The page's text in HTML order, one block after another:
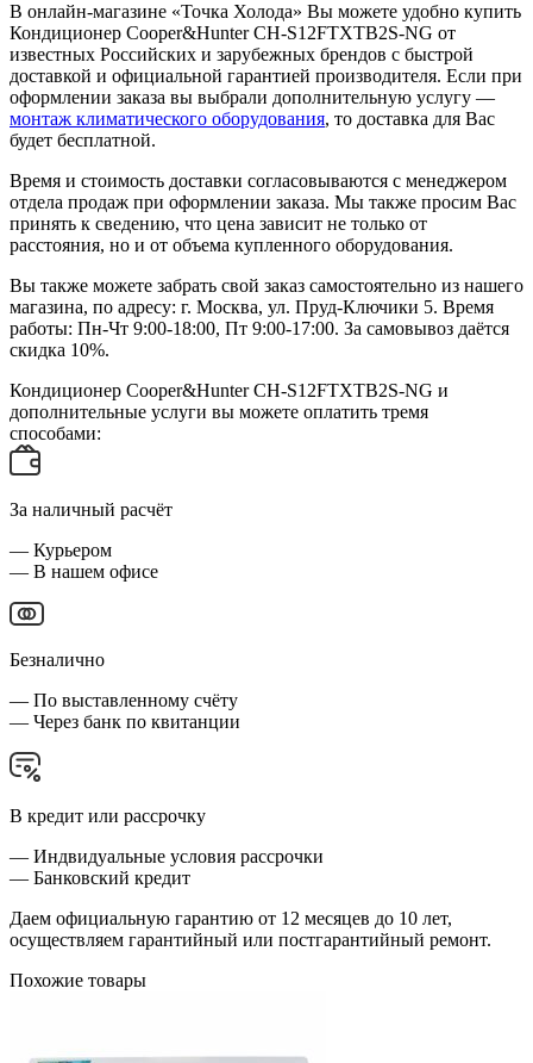
В онлайн-магазине «Точка Холода» Вы можете удобно купить
Кондиционер Cooper&Hunter CH-S12FTXTB2S-NG от
известных Российских и зарубежных брендов с быстрой
доставкой и официальной гарантией производителя. Если при
оформлении заказа вы выбрали дополнительную услугу —
монтаж климатического оборудования, то доставка для Вас
будет бесплатной.
Время и стоимость доставки согласовываются с менеджером
отдела продаж при оформлении заказа. Мы также просим Вас
принять к сведению, что цена зависит не только от
расстояния, но и от объема купленного оборудования.
Вы также можете забрать свой заказ самостоятельно из нашего
магазина, по адресу: г. Москва, ул. Пруд-Ключики 5. Время
работы: Пн-Чт 9:00-18:00, Пт 9:00-17:00. За самовывоз даётся
скидка 10%.
Кондиционер Cooper&Hunter CH-S12FTXTB2S-NG и
дополнительные услуги вы можете оплатить тремя
способами:
За наличный расчёт
— Курьером
— В нашем офисе
Безналично
— По выставленному счёту
— Через банк по квитанции
В кредит или рассрочку
— Индвидуальные условия рассрочки
— Банковский кредит
Даем официальную гарантию от 12 месяцев до 10 лет,
осуществляем гарантийный или постгарантийный ремонт.
Похожие товары